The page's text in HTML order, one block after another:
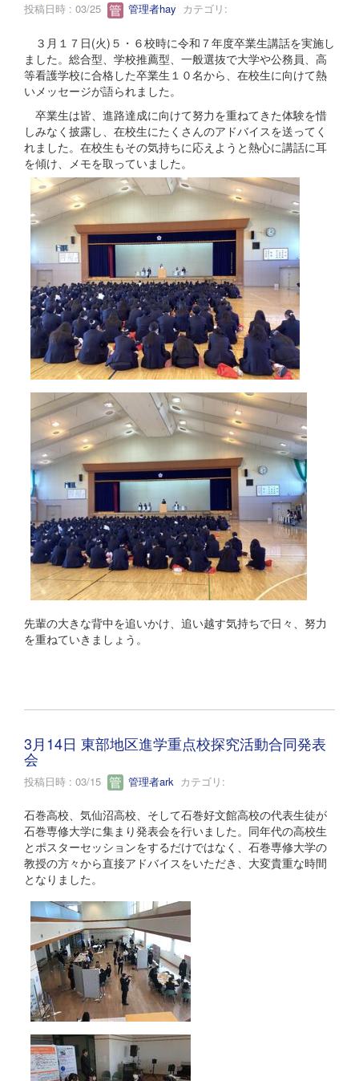
投稿日時 : 03/25 管理者hay カテゴリ:
３月１７日(火)５・６校時に令和７年度卒業生講話を実施し
ました。総合型、学校推薦型、一般選抜で大学や公務員、高
等看護学校に合格した卒業生１０名から、在校生に向けて熱
いメッセージが語られました。
卒業生は皆、進路達成に向けて努力を重ねてきた体験を惜
しみなく披露し、在校生にたくさんのアドバイスを送ってく
れました。在校生もその気持ちに応えようと熱心に講話に耳
を傾け、メモを取っていました。
先輩の大きな背中を追いかけ、追い越す気持ちで日々、努力
を重ねていきましょう。
3月14日 東部地区進学重点校探究活動合同発表
会
投稿日時 : 03/15 管理者ark カテゴリ:
石巻高校、気仙沼高校、そして石巻好文館高校の代表生徒が
石巻専修大学に集まり発表会を行いました。同年代の高校生
とポスターセッションをするだけではなく、石巻専修大学の
教授の方々から直接アドバイスをいただき、大変貴重な時間
となりました。